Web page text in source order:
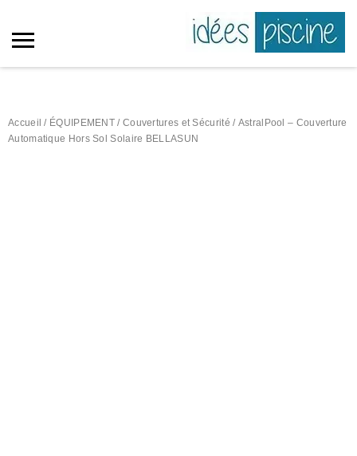
Accueil / ÉQUIPEMENT / Couvertures et Sécurité / AstralPool – Couverture
Automatique Hors Sol Solaire BELLASUN